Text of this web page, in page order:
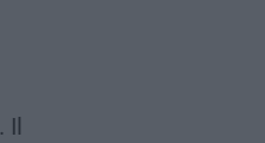
Il